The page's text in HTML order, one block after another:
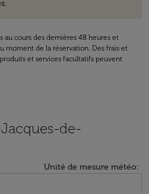
au cours des dernières 48 heures et
moment de la réservation. Des frais et
et services facultatifs peuvent
de-
Unité de mesure météo: